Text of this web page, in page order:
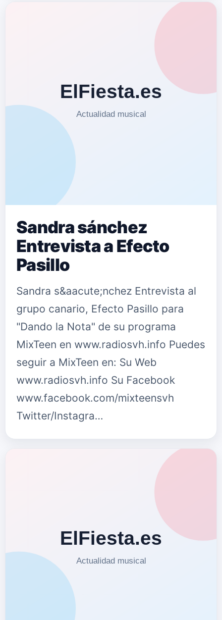
Sandra sánchez
Entrevista a Efecto
Pasillo
Sandra s&aacute;nchez Entrevista al
grupo canario, Efecto Pasillo para
"Dando la Nota" de su programa
MixTeen en www.radiosvh.info Puedes
seguir a MixTeen en: Su Web
www.radiosvh.info Su Facebook
www.facebook.com/mixteensvh
Twitter/Instagra…